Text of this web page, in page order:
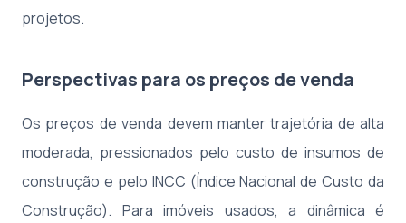
projetos.
Perspectivas para os preços de venda
Os preços de venda devem manter trajetória de alta
moderada, pressionados pelo custo de insumos de
construção e pelo INCC (Índice Nacional de Custo da
Construção). Para imóveis usados, a dinâmica é